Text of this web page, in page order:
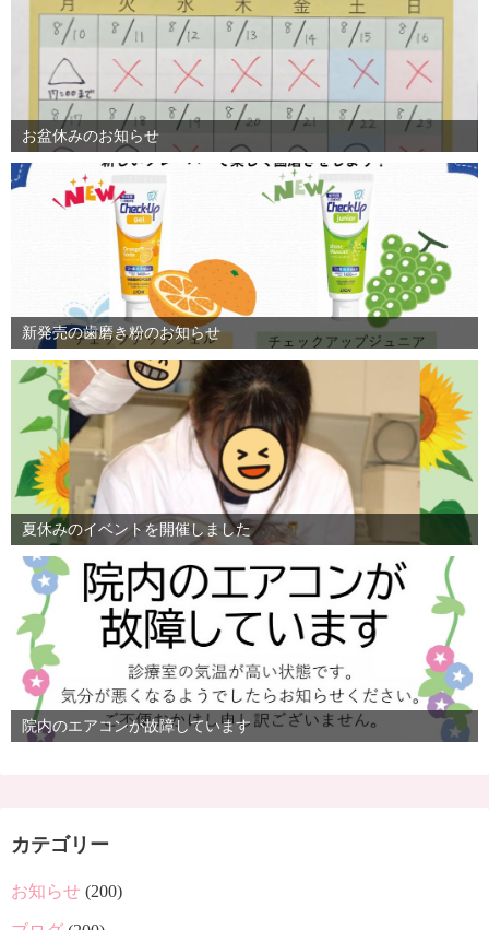
お盆休みのお知らせ
新発売の歯磨き粉のお知らせ
夏休みのイベントを開催しました
院内のエアコンが故障しています
カテゴリー
お知らせ (200)